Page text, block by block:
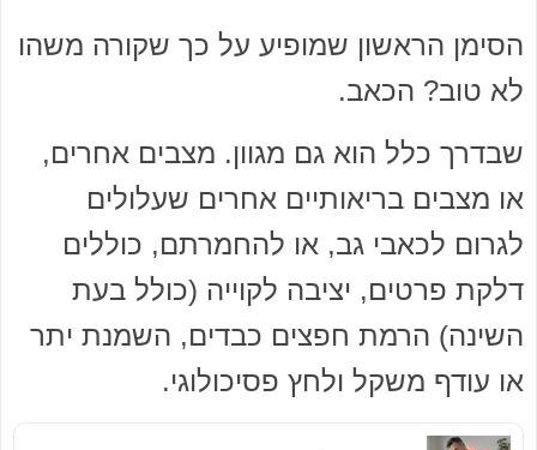
הסימן הראשון שמופיע על כך שקורה משהו
לא טוב? הכאב.
שבדרך כלל הוא גם מגוון. מצבים אחרים,
או מצבים בריאותיים אחרים שעלולים
לגרום לכאבי גב, או להחמרתם, כוללים
דלקת פרטים, יציבה לקוייה (כולל בעת
השינה) הרמת חפצים כבדים, השמנת יתר
או עודף משקל ולחץ פסיכולוגי.